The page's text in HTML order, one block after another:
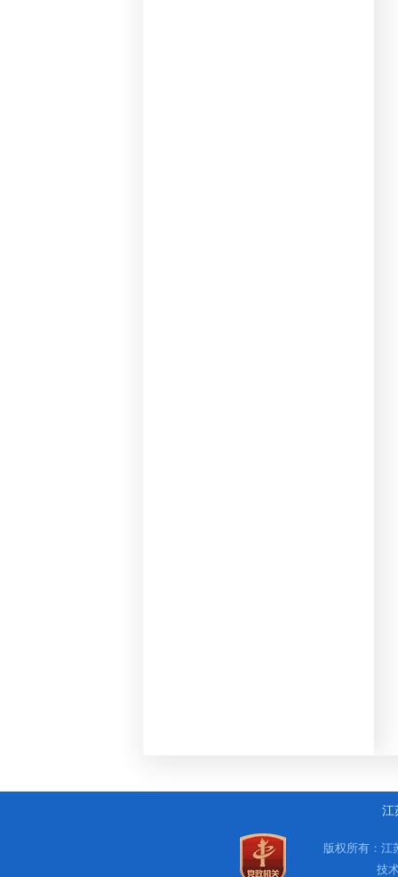
江
版权所有：
技